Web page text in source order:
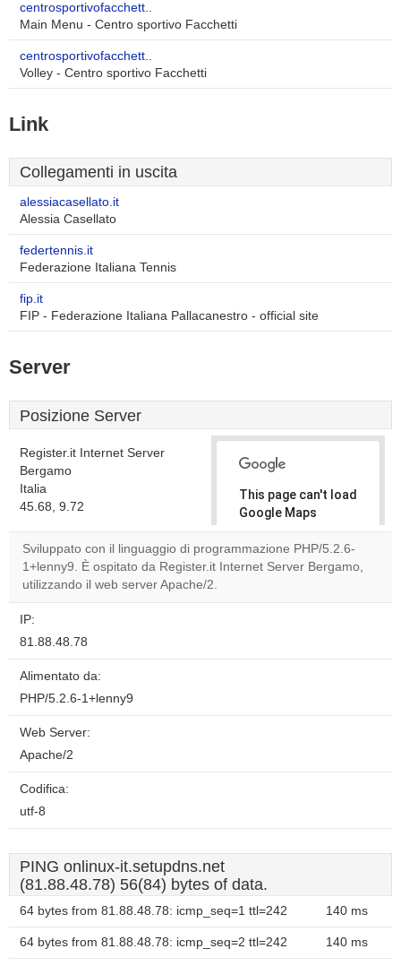
centrosportivofacchett..
Main Menu - Centro sportivo Facchetti
centrosportivofacchett..
Volley - Centro sportivo Facchetti
Link
Collegamenti in uscita
alessiacasellato.it
Alessia Casellato
federtennis.it
Federazione Italiana Tennis
fip.it
FIP - Federazione Italiana Pallacanestro - official site
Server
Posizione Server
Register.it Internet Server
Bergamo
Italia
45.68, 9.72
This page can't load
Google Maps
correctly.
Do you
Sviluppato con il linguaggio di programmazione PHP/5.2.6-
1+lenny9. È ospitato da Register.it Internet Server Bergamo,
utilizzando il web server Apache/2.
IP:
81.88.48.78
Alimentato da:
PHP/5.2.6-1+lenny9
Web Server:
Apache/2
Codifica:
utf-8
PING onlinux-it.setupdns.net
(81.88.48.78) 56(84) bytes of data.
64 bytes from 81.88.48.78: icmp_seq=1 ttl=242 140 ms
64 bytes from 81.88.48.78: icmp_seq=2 ttl=242 140 ms